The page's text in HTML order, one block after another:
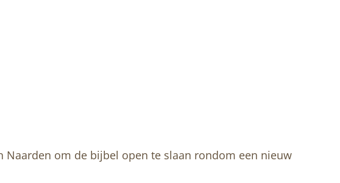
om de bijbel open te slaan rondom een nieuw